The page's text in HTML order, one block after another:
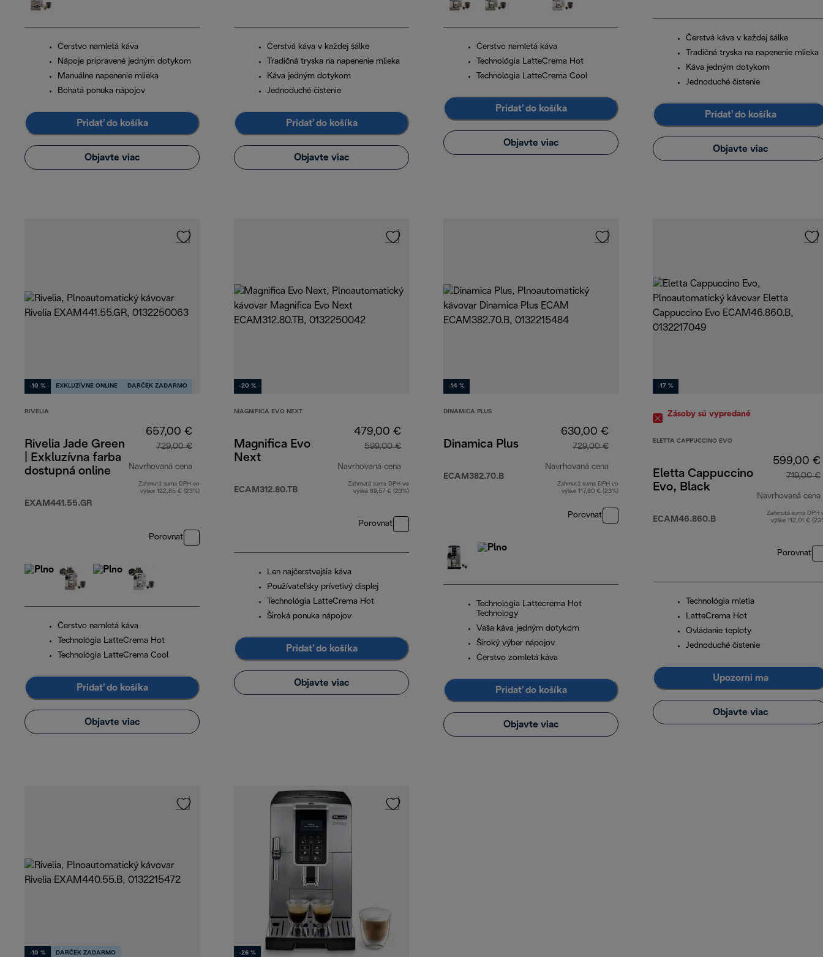
Čerstvo namletá káva
Nápoje pripravené jedným dotykom
Manuálne napenenie mlieka
Bohatá ponuka nápojov
Pridať do košíka
Objavte viac
Čerstvá káva v každej šálke
Tradičná tryska na napenenie mlieka
Káva jedným dotykom
Jednoduché čistenie
Pridať do košíka
Objavte viac
Čerstvo namletá káva
Technológia LatteCrema Hot
Technológia LatteCrema Cool
Pridať do košíka
Objavte viac
Čerstvá káva v každej šálke
Tradičná tryska na napenenie mlieka
Káva jedným dotykom
Jednoduché čistenie
Pridať do košíka
Objavte viac
-10 % EXKLUZÍVNE ONLINE DARČEK ZADARMO
RIVELIA
Rivelia Jade Green
| Exkluzívna farba
dostupná online
EXAM441.55.GR
657,00 €
729,00 €
Navrhovaná cena
pôvodná cena 729,00 €
Zahrnutá suma DPH vo
výške 122,85 € (23%)
Porovnať
Čerstvo namletá káva
Technológia LatteCrema Hot
Technológia LatteCrema Cool
Pridať do košíka
Objavte viac
-20 %
MAGNIFICA EVO NEXT
Magnifica Evo
Next
ECAM312.80.TB
479,00 €
599,00 €
Navrhovaná cena
pôvodná cena 599,00 €
Zahrnutá suma DPH vo
výške 89,57 € (23%)
Porovnať
Len najčerstvejšia káva
Používateľsky prívetivý displej
Technológia LatteCrema Hot
Široká ponuka nápojov
Pridať do košíka
Objavte viac
-14 %
DINAMICA PLUS
Dinamica Plus
ECAM382.70.B
630,00 €
729,00 €
Navrhovaná cena
pôvodná cena 729,00 €
Zahrnutá suma DPH vo
výške 117,80 € (23%)
Porovnať
Technológia Lattecrema Hot
Technology
Vaša káva jedným dotykom
Široký výber nápojov
Čerstvo zomletá káva
Pridať do košíka
Objavte viac
-17 %
Zásoby sú vypredané
ELETTA CAPPUCCINO EVO
Eletta Cappuccino
Evo, Black
ECAM46.860.B
599,00 €
719,00 €
Navrhovaná cena
Zahrnutá suma DPH
výške 112,01 €
Porovnať
Technológia mletia
LatteCrema Hot
Ovládanie teploty
Jednoduché čistenie
Upozorni ma
Objavte viac
-10 % DARČEK ZADARMO -26 %